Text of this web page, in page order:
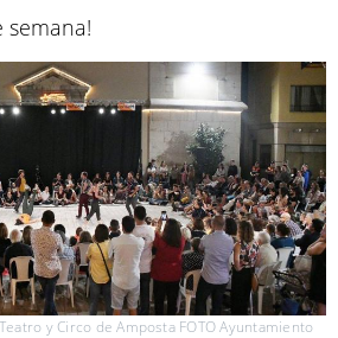
semana!
y Circo de Amposta FOTO Ayuntamiento